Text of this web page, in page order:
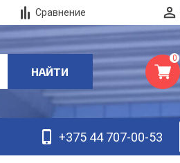
Сравнение
НАЙТИ
0
+375 44 707-00-53